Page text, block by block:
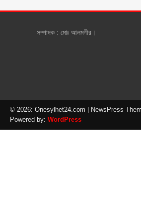
সম্পাদক : মোঃ আলমগীর।
© 2026: Onesylhet24.com | NewsPress
Powered by: WordPress